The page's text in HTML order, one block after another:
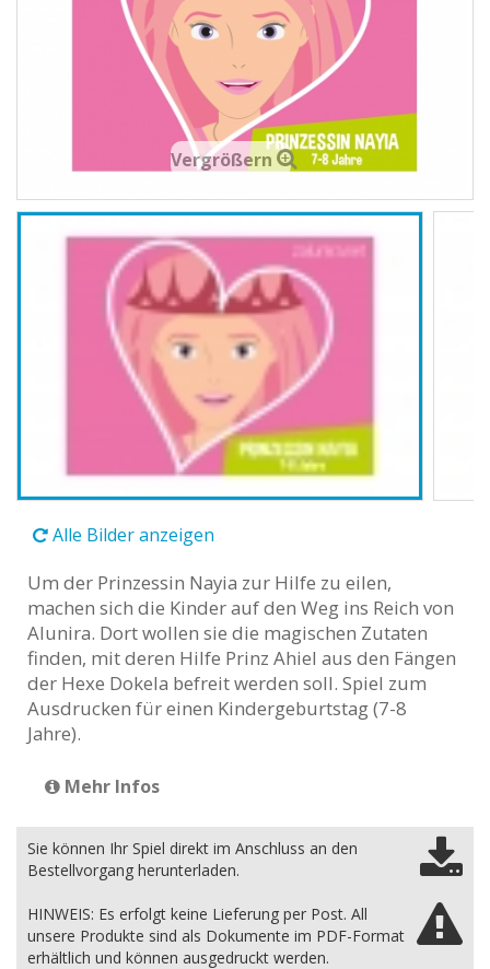
Vergrößern
Alle Bilder anzeigen
Um der Prinzessin Nayia zur Hilfe zu eilen,
machen sich die Kinder auf den Weg ins Reich von
Alunira. Dort wollen sie die magischen Zutaten
finden, mit deren Hilfe Prinz Ahiel aus den Fängen
der Hexe Dokela befreit werden soll. Spiel zum
Ausdrucken für einen Kindergeburtstag (7-8
Jahre).
Mehr Infos
Sie können Ihr Spiel direkt im Anschluss an den
Bestellvorgang herunterladen.
HINWEIS: Es erfolgt keine Lieferung per Post. All
unsere Produkte sind als Dokumente im PDF-Format
erhältlich und können ausgedruckt werden.